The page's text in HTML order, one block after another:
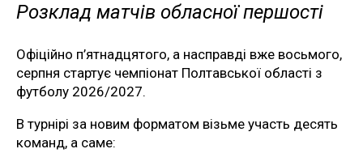
Розклад матчів обласної першості
Офіційно п’ятнадцятого, а насправді вже восьмого,
серпня стартує чемпіонат Полтавської області з
футболу 2026/2027.
В турнірі за новим форматом візьме участь десять
команд, а саме: